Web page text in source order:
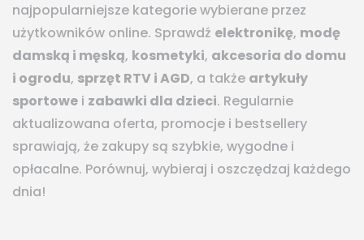
najpopularniejsze kategorie wybierane przez
użytkowników online. Sprawdź elektronikę, modę
damską i męską, kosmetyki, akcesoria do domu
i ogrodu, sprzęt RTV i AGD, a także artykuły
sportowe i zabawki dla dzieci. Regularnie
aktualizowana oferta, promocje i bestsellery
sprawiają, że zakupy są szybkie, wygodne i
opłacalne. Porównuj, wybieraj i oszczędzaj każdego
dnia!